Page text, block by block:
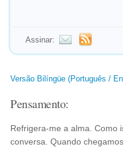
Assinar:
Versão Bilíngüe (Português /
Pensamento:
Refrigera-me a alma. Como
conversa. Quando